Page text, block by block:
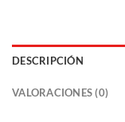
DESCRIPCIÓN
VALORACIONES (0)